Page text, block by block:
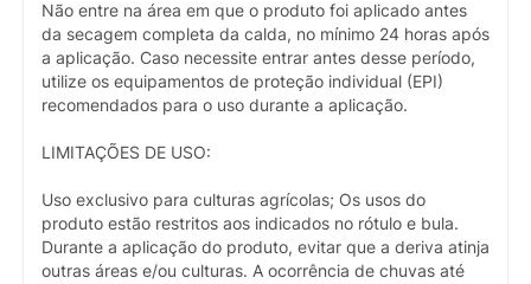
Não entre na área em que o produto foi aplicado antes
da secagem completa da calda, no mínimo 24 horas após
a aplicação. Caso necessite entrar antes desse período,
utilize os equipamentos de proteção individual (EPI)
recomendados para o uso durante a aplicação.
LIMITAÇÕES DE USO:
Uso exclusivo para culturas agrícolas; Os usos do
produto estão restritos aos indicados no rótulo e bula.
Durante a aplicação do produto, evitar que a deriva atinja
outras áreas e/ou culturas. A ocorrência de chuvas até